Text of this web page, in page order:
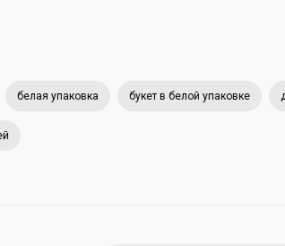
белая упаковка букет в белой упаковке